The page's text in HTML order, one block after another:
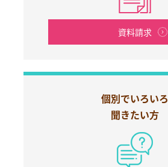
資料請求
個別でいろいろ
聞きたい方